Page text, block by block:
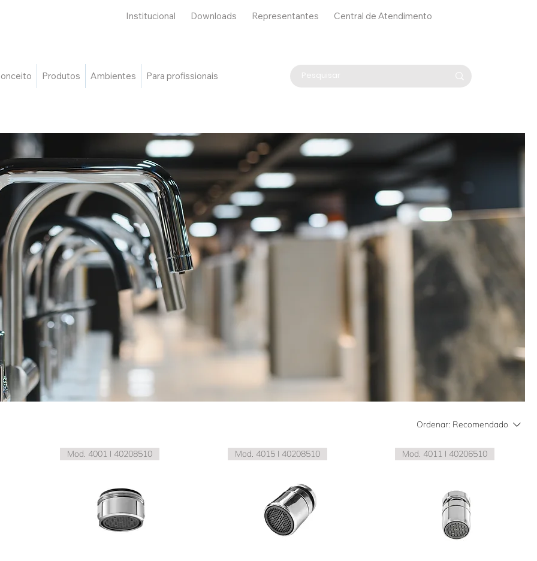
Produtos Ambientes Para profissionais
Institucional Downloads Representantes Central de Atendimento
Ordenar: Recomendado
Mod. 4001 I 40208510 Mod. 4015 I 40208510 Mod. 4011 I 40206510